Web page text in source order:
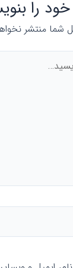
را
شما منتشر